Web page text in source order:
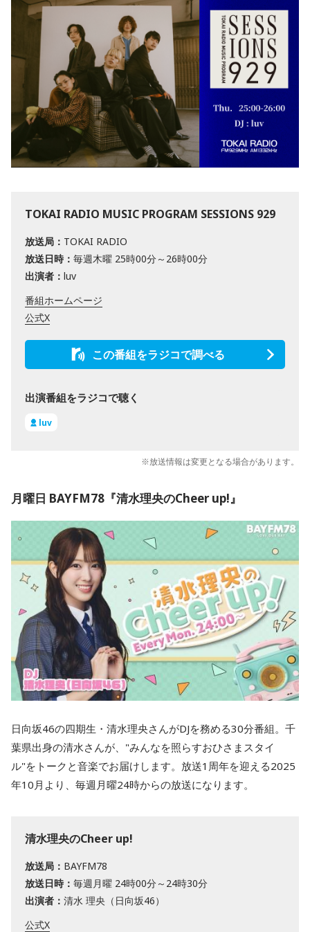
TOKAI RADIO MUSIC PROGRAM SESSIONS 929
放送局： TOKAI RADIO
放送日時： 毎週木曜 25時00分～26時00分
出演者： luv
番組ホームページ
公式X
この番組をラジコで調べる
出演番組をラジコで聴く
luv
※放送情報は変更となる場合があります。
月曜日 BAYFM78『清水理央のCheer up!』
日向坂46の四期生・清水理央さんがDJを務める30分番組。千
葉県出身の清水さんが、"みんなを照らすおひさまスタイ
ル"をトークと音楽でお届けします。放送1周年を迎える2025
年10月より、毎週月曜24時からの放送になります。
清水理央のCheer up!
放送局： BAYFM78
放送日時： 毎週月曜 24時00分～24時30分
出演者： 清水 理央（日向坂46）
公式X